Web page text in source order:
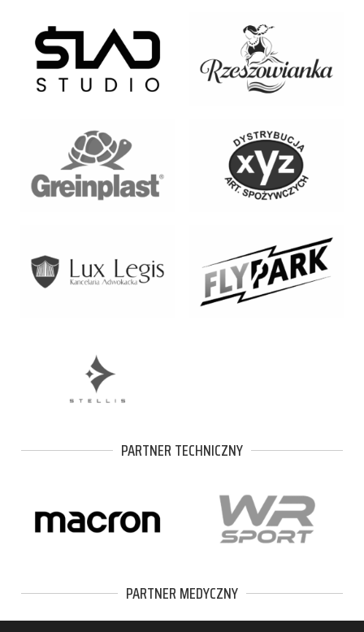
PARTNER TECHNICZNY
PARTNER MEDYCZNY